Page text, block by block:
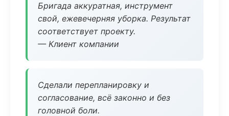
Бригада аккуратная, инструмент
свой, ежевечерняя уборка. Результат
соответствует проекту.
— Клиент компании
Сделали перепланировку и
согласование, всё законно и без
головной боли.